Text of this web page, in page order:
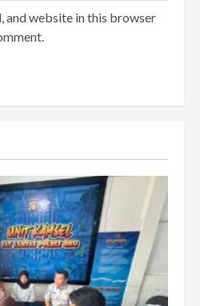
and website in this browser